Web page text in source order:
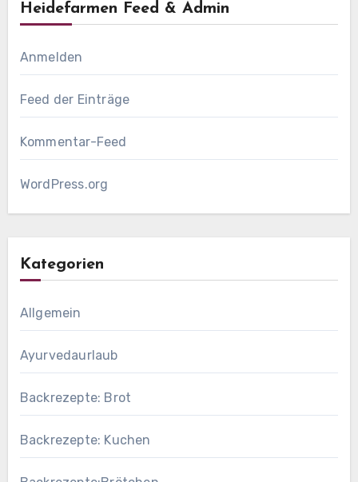
Heidefarmen Feed & Admin
Anmelden
Feed der Einträge
Kommentar-Feed
WordPress.org
Kategorien
Allgemein
Ayurvedaurlaub
Backrezepte: Brot
Backrezepte: Kuchen